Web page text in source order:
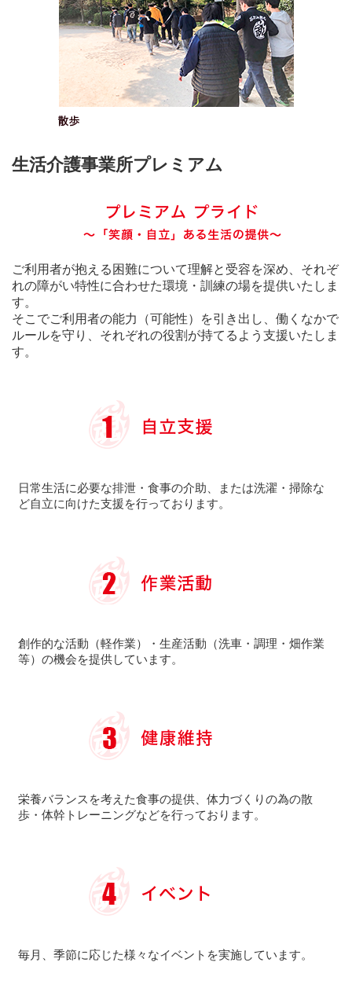
生活介護事業所プレミアム
ご利用者が抱える困難について理解と受容を深め、それぞ
れの障がい特性に合わせた環境・訓練の場を提供いたしま
す。
そこでご利用者の能力（可能性）を引き出し、働くなかで
ルールを守り、それぞれの役割が持てるよう支援いたしま
す。
日常生活に必要な排泄・食事の介助、または洗濯・掃除な
ど自立に向けた支援を行っております。
創作的な活動（軽作業）・生産活動（洗車・調理・畑作業
等）の機会を提供しています。
栄養バランスを考えた食事の提供、体力づくりの為の散
歩・体幹トレーニングなどを行っております。
毎月、季節に応じた様々なイベントを実施しています。